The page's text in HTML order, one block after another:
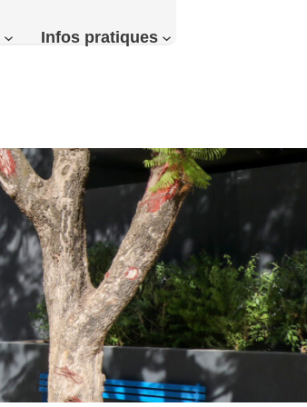
Infos pratiques